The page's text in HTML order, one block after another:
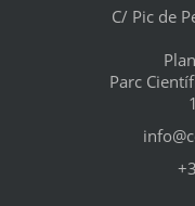
C/ Pic de
Parc